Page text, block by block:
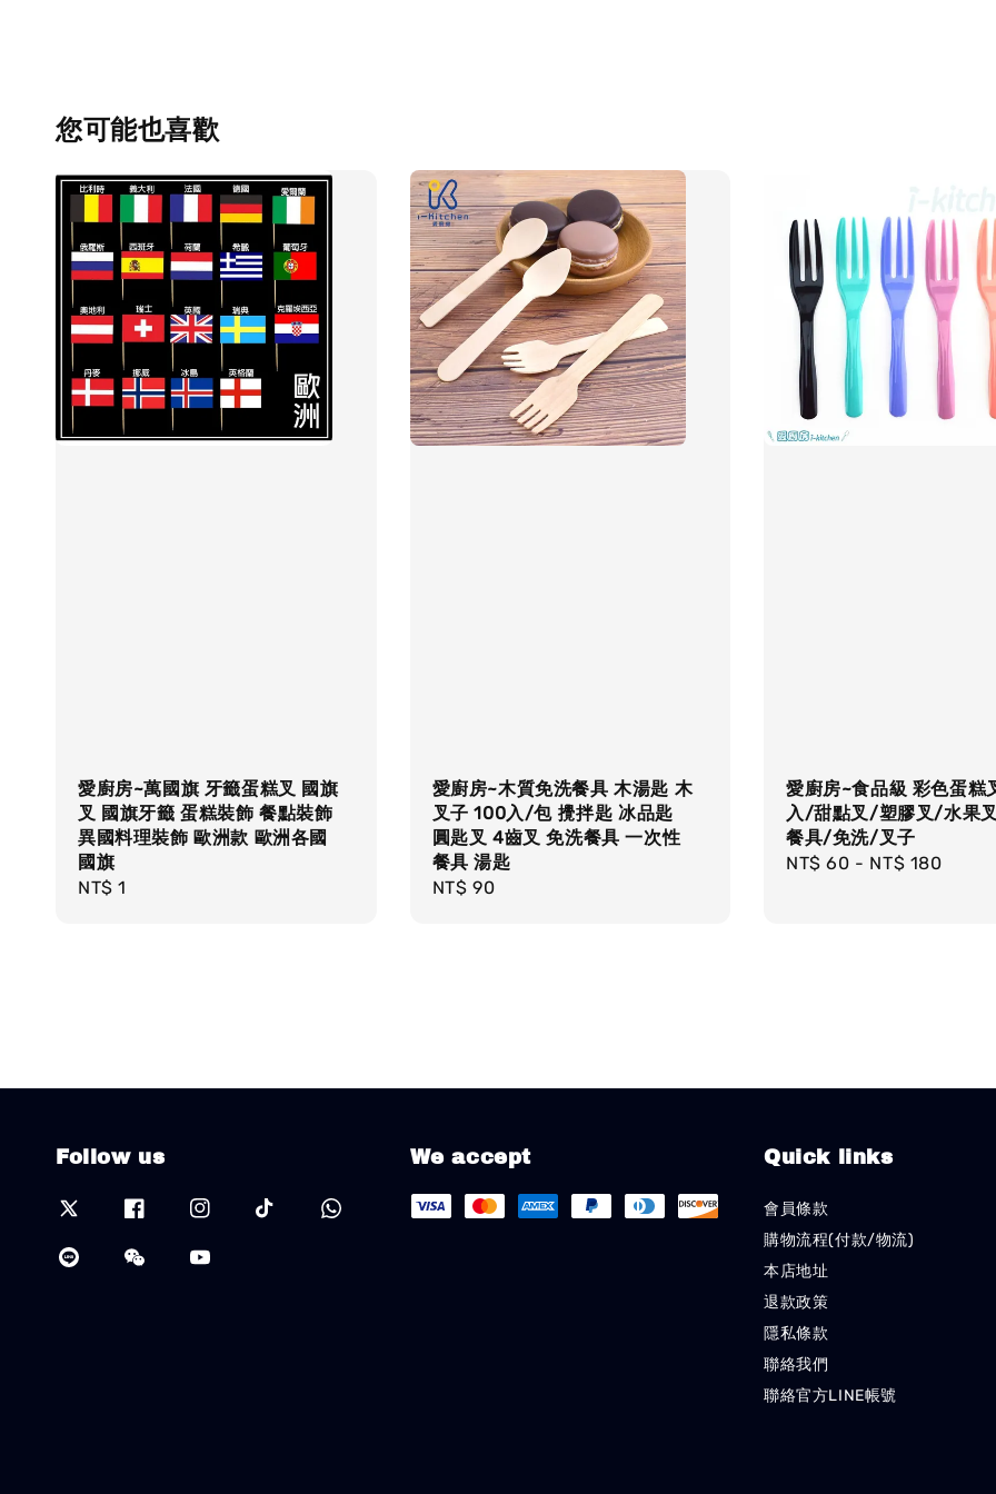
您可能也喜歡
愛廚房~萬國旗 牙籤蛋糕叉 國旗
叉 國旗牙籤 蛋糕裝飾 餐點裝飾
異國料理裝飾 歐洲款 歐洲各國
國旗
Regular
NT$ 1
愛廚房~木質免洗餐具 木湯匙 木
叉子 100入/包 攪拌匙 冰品匙
圓匙叉 4齒叉 免洗餐具 一次性
餐具 湯匙
Regular
NT$ 90
愛廚房~食品級 彩色蛋糕
入/甜點叉/塑膠叉/水果
餐具/免洗/叉子
Regular
NT$ 60 - NT$ 180
Follow us We accept Quick links
會員條款
購物流程(付款/物流)
本店地址
退款政策
隱私條款
聯絡我們
聯絡官方LINE帳號